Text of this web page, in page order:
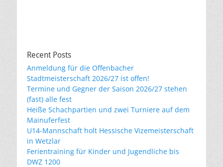
Recent Posts
Anmeldung für die Offenbacher
Stadtmeisterschaft 2026/27 ist offen!
Termine und Gegner der Saison 2026/27 stehen
(fast) alle fest
Heiße Schachpartien und zwei Turniere auf dem
Mainuferfest
U14-Mannschaft holt Hessische Vizemeisterschaft
in Wetzlar
Ferientraining für Kinder und Jugendliche bis
DWZ 1200